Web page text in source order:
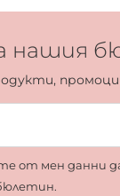
нашия
от мен данни